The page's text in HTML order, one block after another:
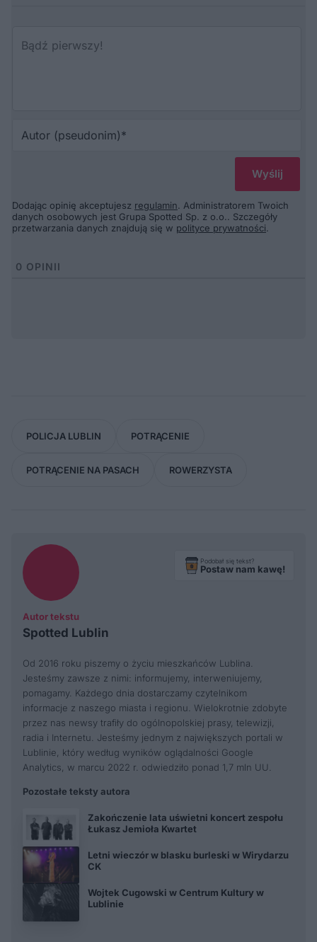
Dodając opinię akceptujesz regulamin. Administratorem Twoich
danych osobowych jest Grupa Spotted Sp. z o.o.. Szczegóły
przetwarzania danych znajdują się w polityce prywatności.
0 OPINII
POLICJA LUBLIN POTRĄCENIE
POTRĄCENIE NA PASACH ROWERZYSTA
Autor tekstu
Spotted Lublin
Podobał się tekst?
Postaw nam kawę!
Od 2016 roku piszemy o życiu mieszkańców Lublina.
Jesteśmy zawsze z nimi: informujemy, interweniujemy,
pomagamy. Każdego dnia dostarczamy czytelnikom
informacje z naszego miasta i regionu. Wielokrotnie zdobyte
przez nas newsy trafiły do ogólnopolskiej prasy, telewizji,
radia i Internetu. Jesteśmy jednym z największych portali w
Lublinie, który według wyników oglądalności Google
Analytics, w marcu 2022 r. odwiedziło ponad 1,7 mln UU.
Pozostałe teksty autora
Zakończenie lata uświetni koncert zespołu
Łukasz Jemioła Kwartet
Letni wieczór w blasku burleski w Wirydarzu
CK
Wojtek Cugowski w Centrum Kultury w
Lublinie